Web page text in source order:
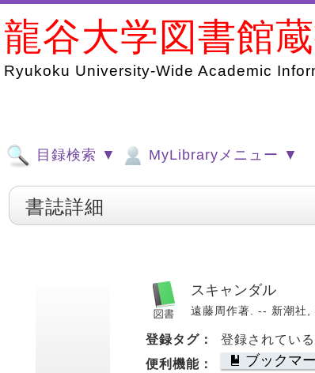
龍谷大学図書館
Ryukoku University-Wide Academic
目録検索 ▼ MyLibraryメニュー ▼
書誌詳細
スキャンダル
遠藤周作著. -- 新潮社
登録タグ：
登録されてい
便利機能：
ブックマ